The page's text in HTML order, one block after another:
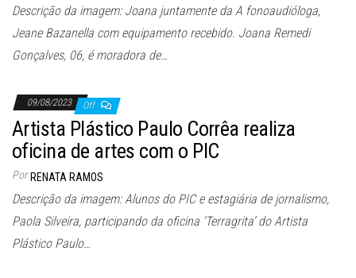
Descrição da imagem: Joana juntamente da A fonoaudióloga,
Jeane Bazanella com equipamento recebido. Joana Remedi
Gonçalves, 06, é moradora de…
09/08/2023 Off
Artista Plástico Paulo Corrêa realiza
oficina de artes com o PIC
Por RENATA RAMOS
Descrição da imagem: Alunos do PIC e estagiária de jornalismo,
Paola Silveira, participando da oficina ‘Terragrita’ do Artista
Plástico Paulo…